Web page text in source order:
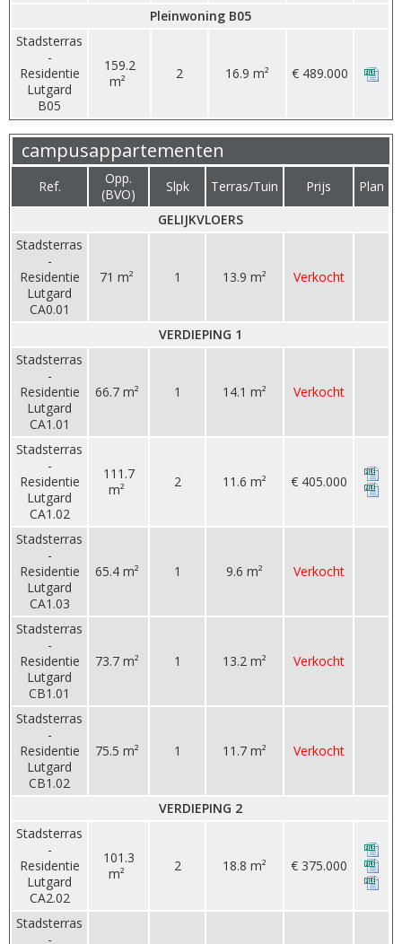
Pleinwoning B05
Stadsterras
-
Residentie
Lutgard
B05
159.2
m²
2 16.9 m² € 489.000
campusappartementen
Ref.
Opp.
(BVO)
Slpk Terras/Tuin Prijs
Plan
GELIJKVLOERS
Stadsterras
-
Residentie
Lutgard
CA0.01
71 m² 1 13.9 m² Verkocht
VERDIEPING 1
Stadsterras
-
Residentie
Lutgard
CA1.01
66.7 m² 1 14.1 m² Verkocht
Stadsterras
-
Residentie
Lutgard
CA1.02
111.7
m²
2 11.6 m² € 405.000
Stadsterras
-
Residentie
Lutgard
CA1.03
65.4 m² 1 9.6 m² Verkocht
Stadsterras
-
Residentie
Lutgard
CB1.01
73.7 m² 1 13.2 m² Verkocht
Stadsterras
-
Residentie
Lutgard
CB1.02
75.5 m² 1 11.7 m² Verkocht
VERDIEPING 2
Stadsterras
-
Residentie
Lutgard
CA2.02
101.3
m²
2 18.8 m² € 375.000
Stadsterras
-